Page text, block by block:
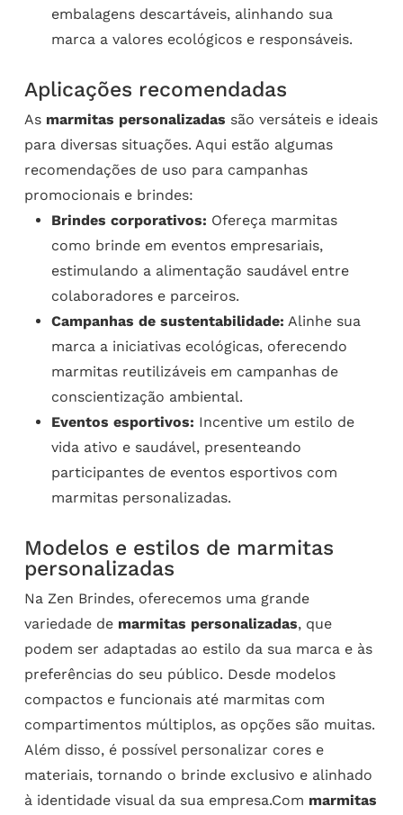
embalagens descartáveis, alinhando sua
marca a valores ecológicos e responsáveis.
Aplicações recomendadas
As marmitas personalizadas são versáteis e ideais
para diversas situações. Aqui estão algumas
recomendações de uso para campanhas
promocionais e brindes:
Brindes corporativos: Ofereça marmitas
como brinde em eventos empresariais,
estimulando a alimentação saudável entre
colaboradores e parceiros.
Campanhas de sustentabilidade: Alinhe sua
marca a iniciativas ecológicas, oferecendo
marmitas reutilizáveis em campanhas de
conscientização ambiental.
Eventos esportivos: Incentive um estilo de
vida ativo e saudável, presenteando
participantes de eventos esportivos com
marmitas personalizadas.
Modelos e estilos de marmitas
personalizadas
Na Zen Brindes, oferecemos uma grande
variedade de marmitas personalizadas, que
podem ser adaptadas ao estilo da sua marca e às
preferências do seu público. Desde modelos
compactos e funcionais até marmitas com
compartimentos múltiplos, as opções são muitas.
Além disso, é possível personalizar cores e
materiais, tornando o brinde exclusivo e alinhado
à identidade visual da sua empresa.Com marmitas